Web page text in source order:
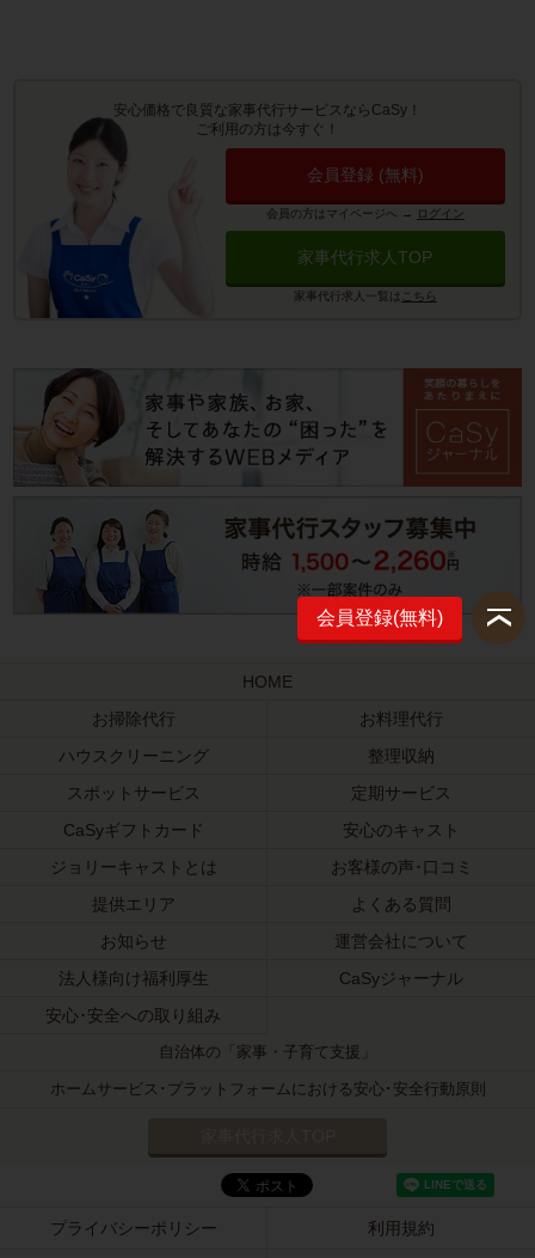
安心価格で良質な家事代行サービスならCaSy！
ご利用の方は今すぐ！
会員登録 (無料)
会員の方はマイページへ → ログイン
家事代行求人TOP
家事代行求人一覧は こちら
会員登録(無料)
HOME
お掃除代行
お料理代行
ハウスクリーニング
整理収納
スポットサービス
定期サービス
CaSyギフトカード
安心のキャスト
ジョリーキャストとは
お客様の声･口コミ
提供エリア
よくある質問
お知らせ
運営会社について
法人様向け福利厚生
CaSyジャーナル
安心･安全への取り組み
自治体の「家事・子育て支援」
ホームサービス･プラットフォームにおける安心･安全行動原則
プライバシーポリシー 利用規約